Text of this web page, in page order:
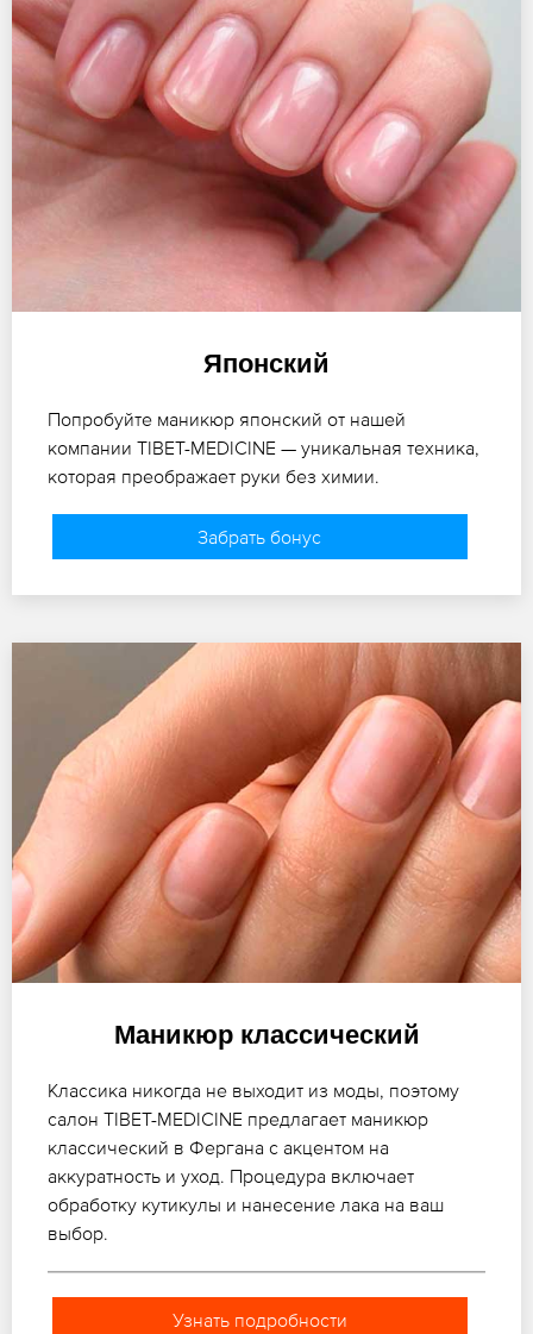
Японский
Попробуйте маникюр японский от нашей
компании TIBET-MEDICINE — уникальная техника,
которая преображает руки без химии.
Забрать бонус
Маникюр классический
Классика никогда не выходит из моды, поэтому
салон TIBET-MEDICINE предлагает маникюр
классический в Фергана с акцентом на
аккуратность и уход. Процедура включает
обработку кутикулы и нанесение лака на ваш
выбор.
Узнать подробности